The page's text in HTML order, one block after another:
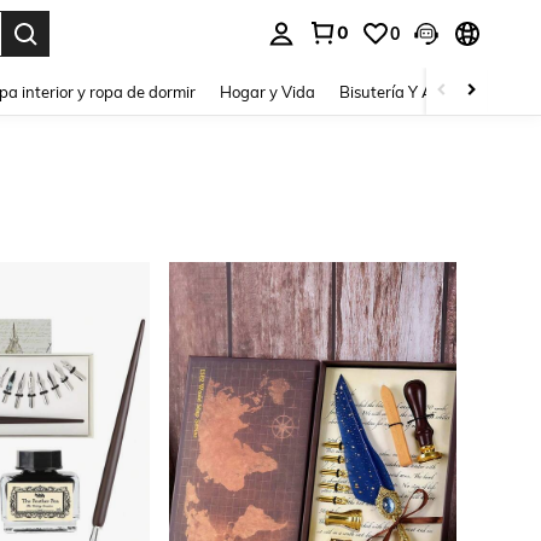
0 0
interior y ropa de dormir Hogar y Vida Bisutería Y Accesorios